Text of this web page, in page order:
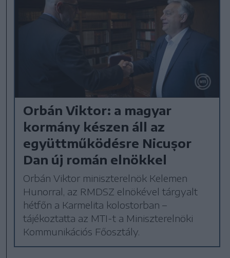
Orbán Viktor: a magyar
kormány készen áll az
együttműködésre Nicușor
Dan új román elnökkel
Orbán Viktor miniszterelnök Kelemen
Hunorral, az RMDSZ elnökével tárgyalt
hétfőn a Karmelita kolostorban –
tájékoztatta az MTI-t a Miniszterelnöki
Kommunikációs Főosztály.